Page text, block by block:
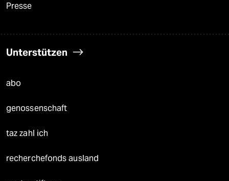
Presse
Unterstützen
abo
genossenschaft
taz zahl ich
recherchefonds ausland